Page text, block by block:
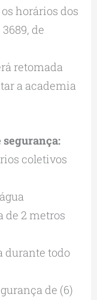
horários dos
de
retomada
a academia
segurança:
coletivos
2 metros
durante todo
de (6)